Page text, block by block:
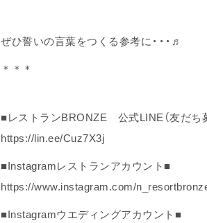
ぜひ誓いの言葉をつくる参考に・・・♬
＊＊＊
■レストランBRONZE 公式LINE（友だち
https://lin.ee/Cuz7X3j
■Instagramレストランアカウント■
https://www.instagram.com/
■Instagramウエディングアカウント■